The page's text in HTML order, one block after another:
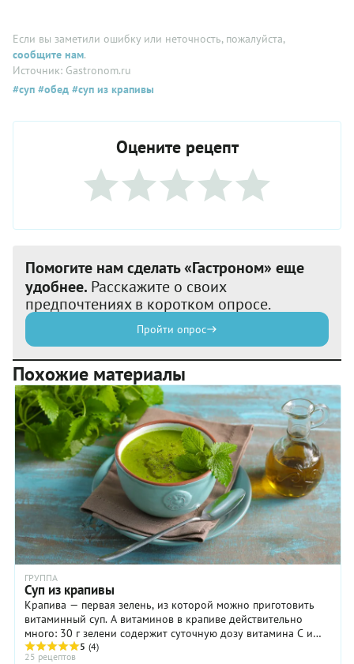
Если вы заметили ошибку или неточность, пожалуйста,
сообщите нам.
Источник: Gastronom.ru
#суп #обед #суп из крапивы
Оцените рецепт
Помогите нам сделать «Гастроном» еще
удобнее. Расскажите о своих
предпочтениях в коротком опросе.
Пройти опрос
Похожие материалы
ГРУППА
Суп из крапивы
Крапива — первая зелень, из которой можно приготовить
витаминный суп. А витаминов в крапиве действительно
много: 30 г зелени содержит суточную дозу витамина С и
каротина. Для приготовления супа ...
5 (4)
25 рецептов